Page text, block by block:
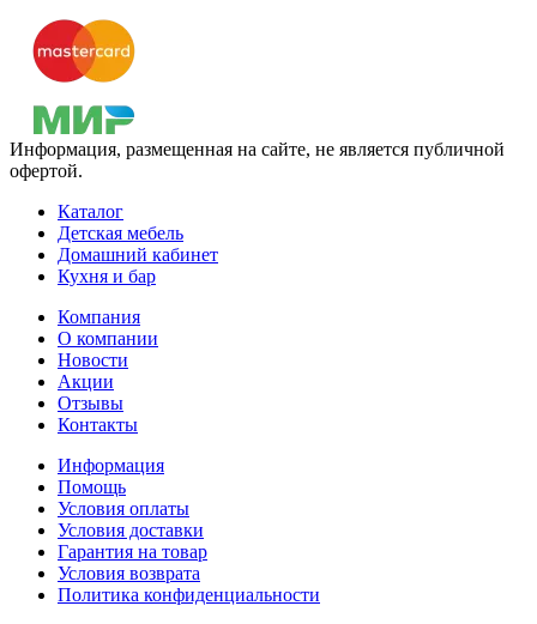
Информация, размещенная на сайте, не является публичной
офертой.
Каталог
Детская мебель
Домашний кабинет
Кухня и бар
Компания
О компании
Новости
Акции
Отзывы
Контакты
Информация
Помощь
Условия оплаты
Условия доставки
Гарантия на товар
Условия возврата
Политика конфиденциальности